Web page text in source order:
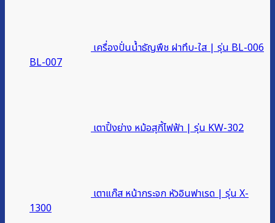
เครื่องปั่นน้ำธัญพืช ฝาทึบ-ใส | รุ่น BL-006
BL-007
เตาปิ้งย่าง หม้อสุกี้ไฟฟ้า | รุ่น KW-302
เตาแก๊ส หน้ากระจก หัวอินฟาเรด | รุ่น X-
1300